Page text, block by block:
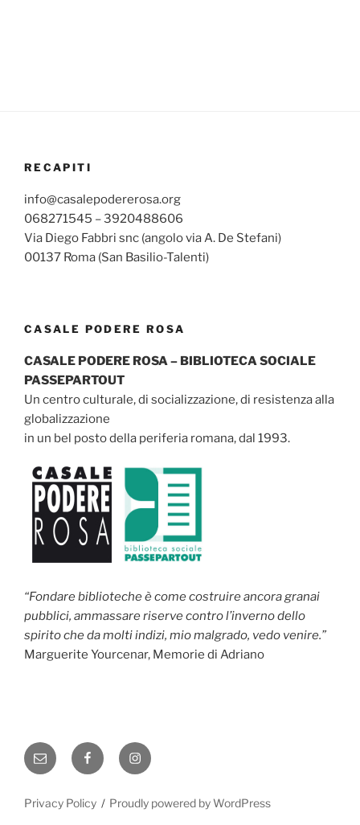
RECAPITI
info@casalepodererosa.org
068271545 – 3920488606
Via Diego Fabbri snc (angolo via A. De Stefani)
00137 Roma (San Basilio-Talenti)
CASALE PODERE ROSA
CASALE PODERE ROSA – BIBLIOTECA SOCIALE
PASSEPARTOUT
Un centro culturale, di socializzazione, di resistenza alla
globalizzazione
in un bel posto della periferia romana, dal 1993.
“Fondare biblioteche è come costruire ancora granai
pubblici, ammassare riserve contro l’inverno dello
spirito che da molti indizi, mio malgrado, vedo venire.”
Marguerite Yourcenar, Memorie di Adriano
Email FacebookInstagram
Privacy Policy Proudly powered by WordPress